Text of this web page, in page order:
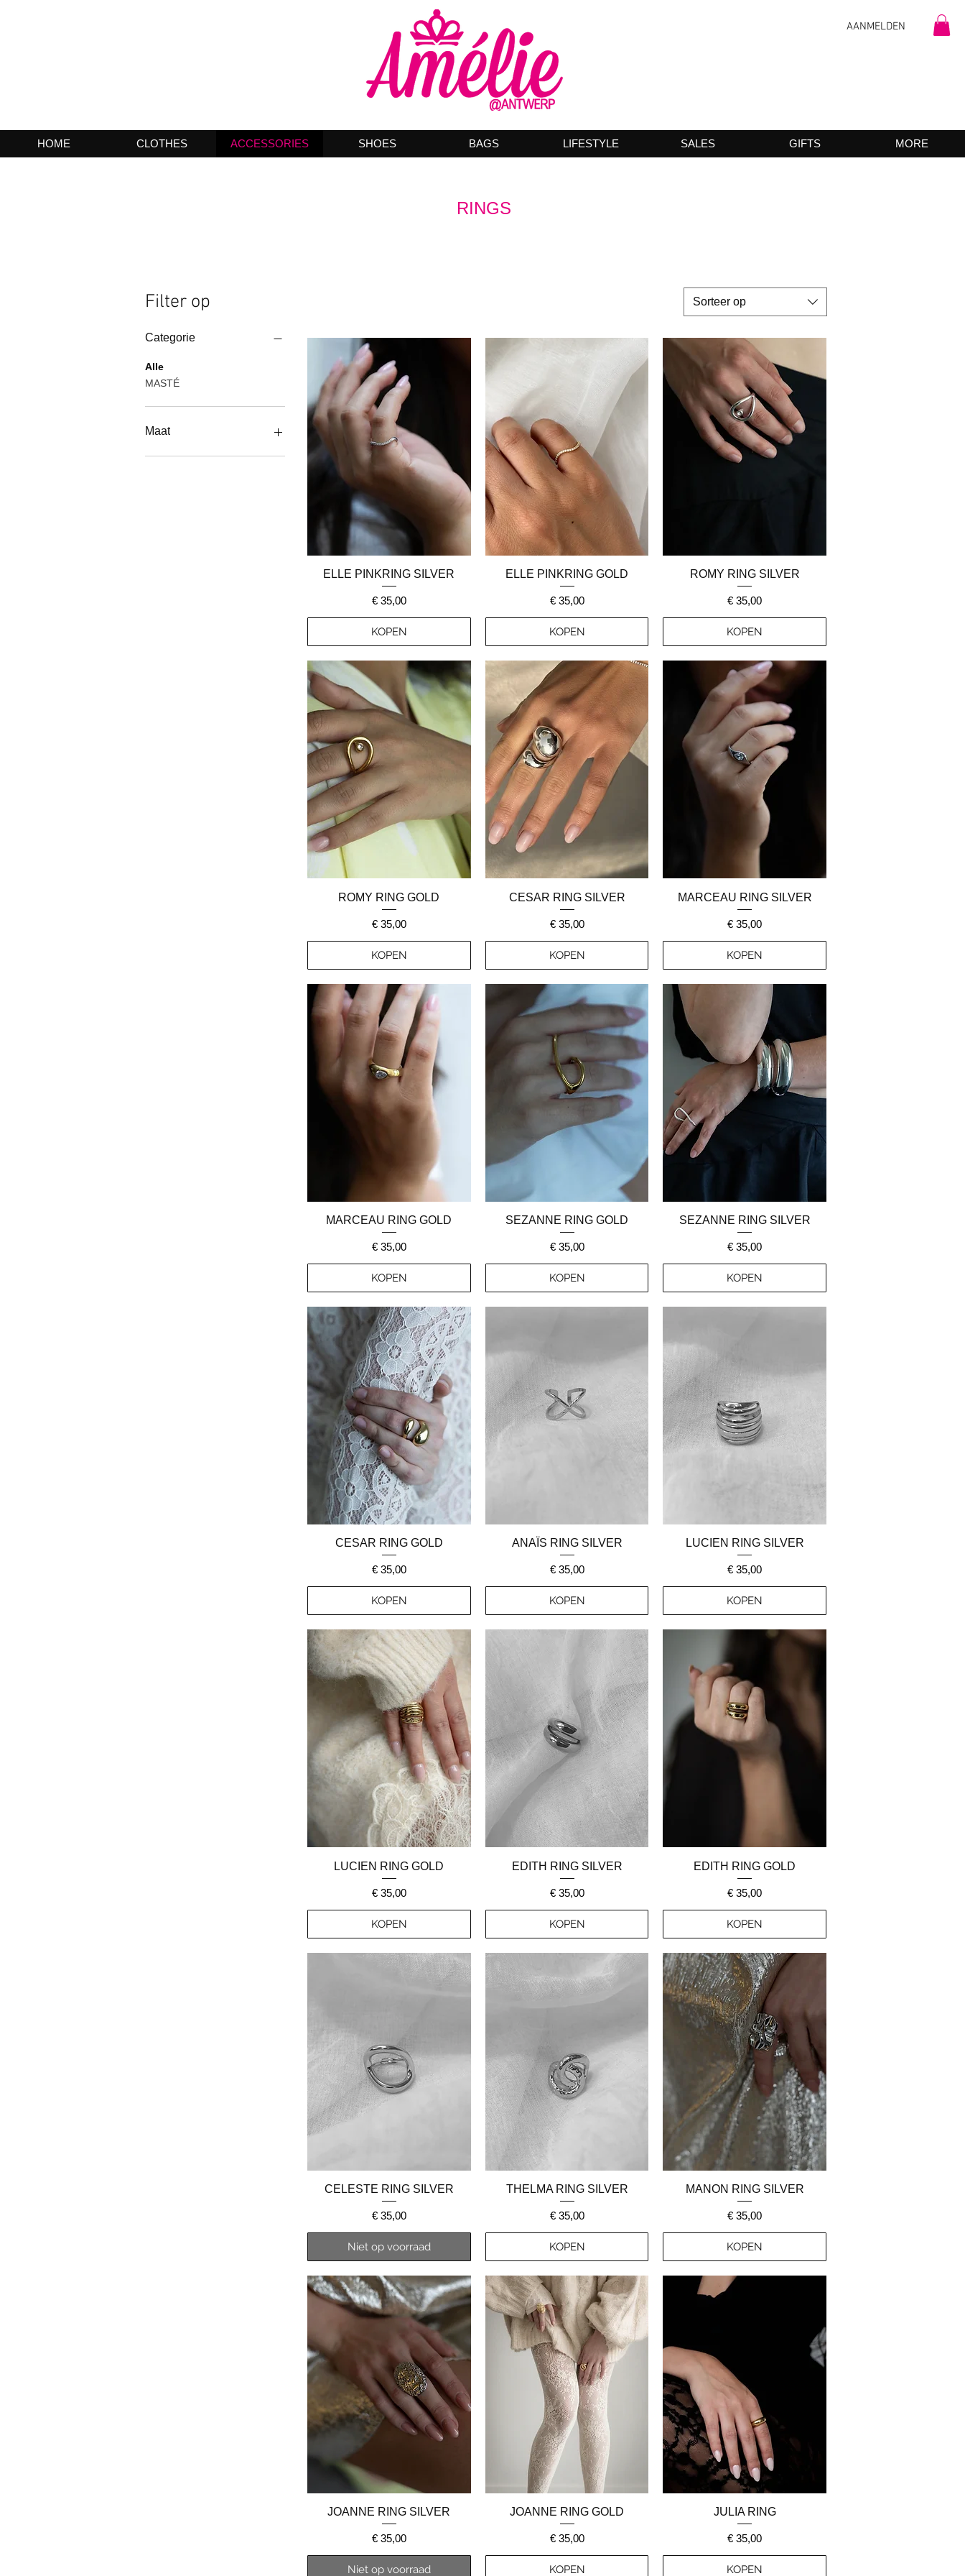
AANMELDEN
HOME CLOTHES ACCESSORIES SHOES BAGS LIFESTYLE SALES GIFTS MORE
RINGS
Filter op
Categorie
Alle
MASTÉ
Maat
M/L
Sorteer op
Snel overzicht
ELLE PINKRING SILVER
Prijs
€ 35,00
KOPEN
Snel overzicht
ELLE PINKRING GOLD
Prijs
€ 35,00
KOPEN
Snel overzicht
ROMY RING SILVER
Prijs
€ 35,00
KOPEN
Snel overzicht
ROMY RING GOLD
Prijs
€ 35,00
KOPEN
Snel overzicht
CESAR RING SILVER
Prijs
€ 35,00
KOPEN
Snel overzicht
MARCEAU RING SILVER
Prijs
€ 35,00
KOPEN
Snel overzicht
MARCEAU RING GOLD
Prijs
€ 35,00
KOPEN
Snel overzicht
SEZANNE RING GOLD
Prijs
€ 35,00
KOPEN
Snel overzicht
SEZANNE RING SILVER
Prijs
€ 35,00
KOPEN
Snel overzicht
CESAR RING GOLD
Prijs
€ 35,00
KOPEN
Snel overzicht
ANAÏS RING SILVER
Prijs
€ 35,00
KOPEN
Snel overzicht
LUCIEN RING SILVER
Prijs
€ 35,00
KOPEN
Snel overzicht
LUCIEN RING GOLD
Prijs
€ 35,00
KOPEN
Snel overzicht
EDITH RING SILVER
Prijs
€ 35,00
KOPEN
Snel overzicht
EDITH RING GOLD
Prijs
€ 35,00
KOPEN
Snel overzicht
CELESTE RING SILVER
Prijs
€ 35,00
Niet op voorraad
Snel overzicht
THELMA RING SILVER
Prijs
€ 35,00
KOPEN
Snel overzicht
MANON RING SILVER
Prijs
€ 35,00
KOPEN
Snel overzicht
JOANNE RING SILVER
Prijs
€ 35,00
Niet op voorraad
Snel overzicht
JOANNE RING GOLD
Prijs
€ 35,00
KOPEN
Snel overzicht
JULIA RING
Prijs
€ 35,00
KOPEN